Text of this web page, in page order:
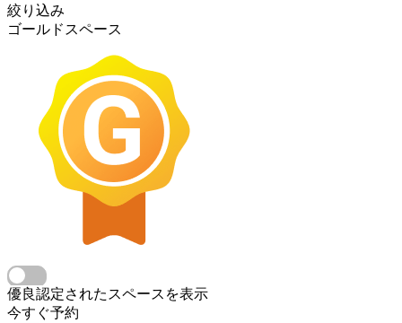
絞り込み
ゴールドスペース
優良認定されたスペースを表示
今すぐ予約